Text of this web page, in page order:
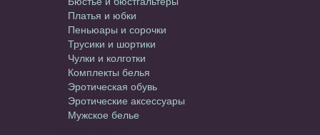
Платья и юбки
Пеньюары и сорочки
Трусики и шортики
Чулки и колготки
Комплекты белья
Эротическая обувь
Эротические аксессуары
Мужское белье